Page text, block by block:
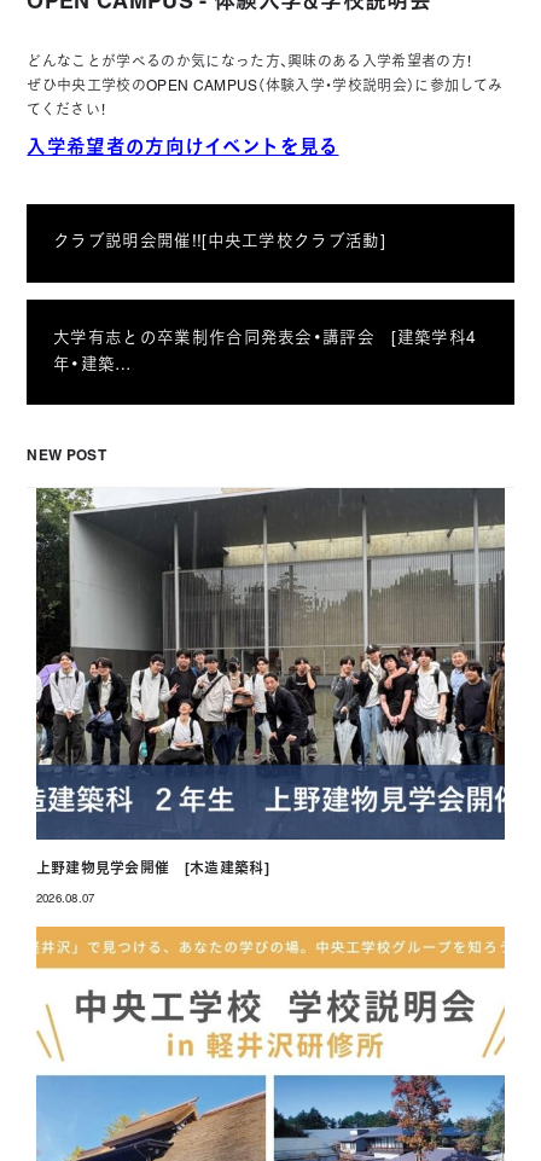
どんなことが学べるのか気になった方、興味のある入学希望者の方！
ぜひ中央工学校のOPEN CAMPUS（体験入学・学校説明会）に参加してみ
てください！
入学希望者の方向けイベントを見る
クラブ説明会開催!![中央工学校クラブ活動]
大学有志との卒業制作合同発表会・講評会 [建築学科4
年・建築…
NEW POST
上野建物見学会開催 [木造建築科]
2026.08.07